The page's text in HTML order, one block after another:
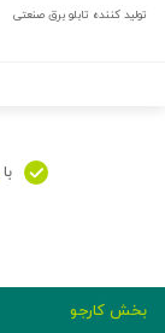
تولید کننده تابلو برق صنعتی
با
بخش کارجو